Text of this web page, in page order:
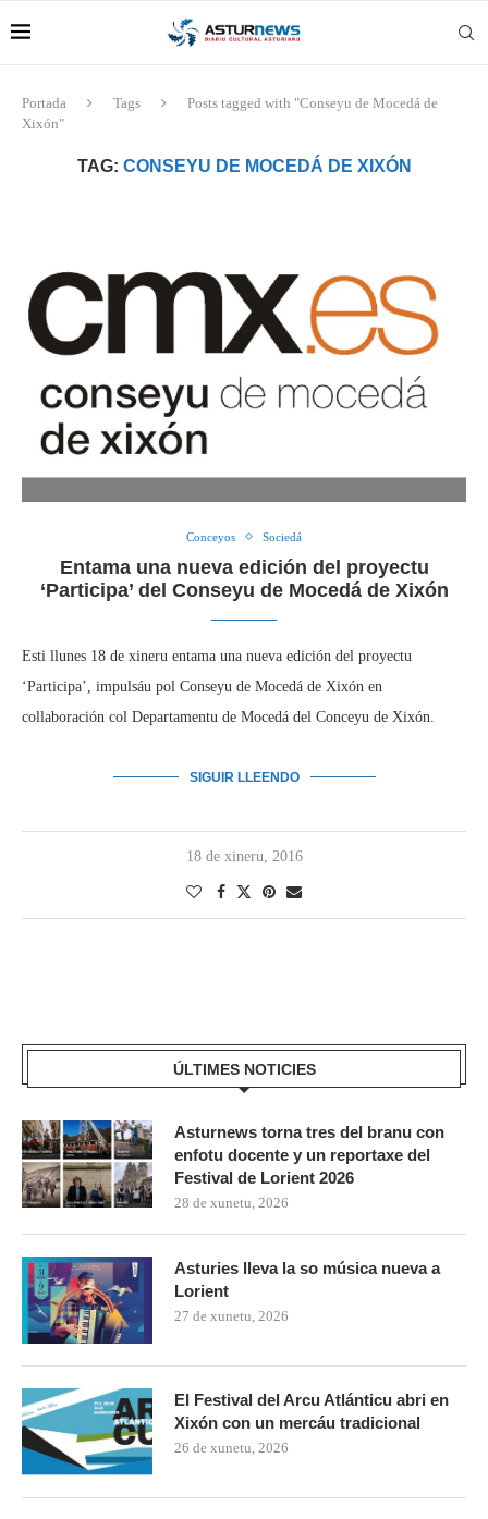
Portada Tags
Posts tagged with "Conseyu de Mocedá de
Xixón"
TAG: CONSEYU DE MOCEDÁ DE XIXÓN
Conceyos Sociedá
Entama una nueva edición del proyectu
‘Participa’ del Conseyu de Mocedá de Xixón
Esti llunes 18 de xineru entama una nueva edición del proyectu
‘Participa’, impulsáu pol Conseyu de Mocedá de Xixón en
collaboración col Departamentu de Mocedá del Conceyu de Xixón.
SIGUIR LLEENDO
18 de xineru, 2016
ÚLTIMES NOTICIES
Asturnews torna tres del branu con
enfotu docente y un reportaxe del
Festival de Lorient 2026
28 de xunetu, 2026
Asturies lleva la so música nueva a
Lorient
27 de xunetu, 2026
El Festival del Arcu Atlánticu abri en
Xixón con un mercáu tradicional
26 de xunetu, 2026